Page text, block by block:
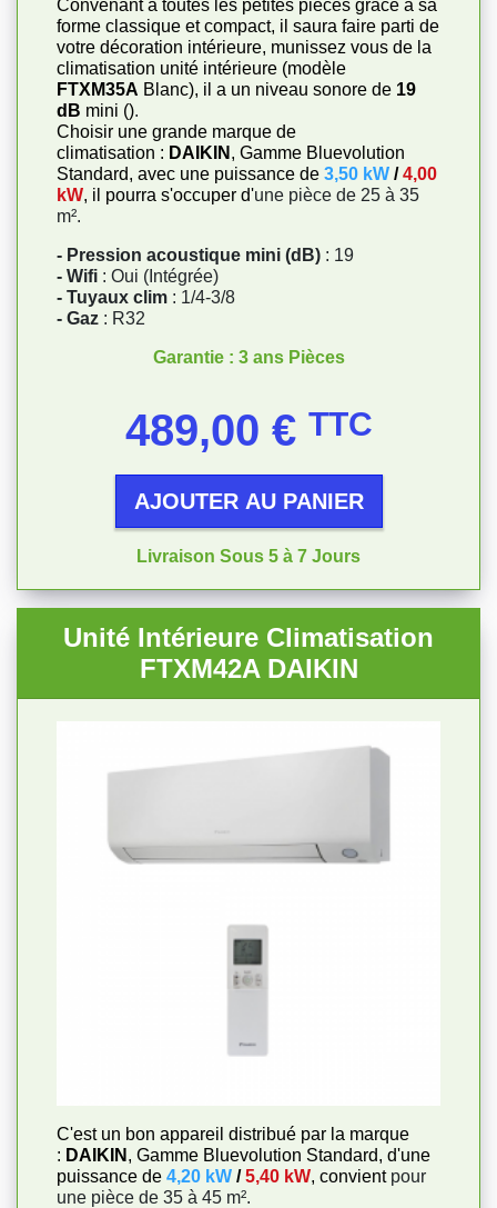
Convenant à toutes les petites pièces grâce à sa
forme classique et compact, il saura faire parti de
votre décoration intérieure, munissez vous de la
climatisation unité intérieure (modèle
FTXM35A Blanc), il a un niveau sonore de 19
dB mini ().
Choisir une grande marque de
climatisation : DAIKIN , Gamme Bluevolution
Standard, avec une puissance de 3,50 kW /4,00
kW, il pourra s'occuper d'une pièce de 25 à 35
m².
- Pression acoustique mini (dB) : 19
- Wifi : Oui (Intégrée)
- Tuyaux clim : 1/4-3/8
- Gaz : R32
Garantie : 3 ans Pièces
489,00 € TTC
AJOUTER AU PANIER
Livraison Sous 5 à 7 Jours
Unité Intérieure Climatisation
FTXM42A DAIKIN
C'est un bon appareil distribué par la marque
: DAIKIN , Gamme Bluevolution Standard, d'une
puissance de 4,20 kW /5,40 kW, convientpour
une pièce de 35 à 45 m².